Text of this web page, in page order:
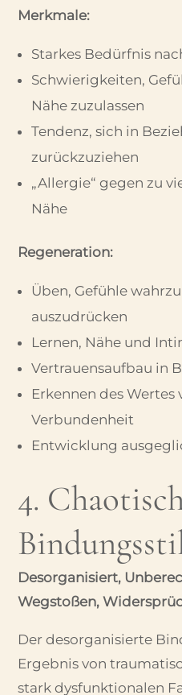
Merkmale:
Starkes Bedürfnis
Schwierigkeiten,
Nähe zuzulassen
Tendenz, sich in
zurückzuziehen
„Allergie“ gegen zu
Nähe
Regeneration:
Üben, Gefühle
auszudrücken
Lernen, Nähe und
Vertrauensaufbau in
Erkennen des
Verbundenheit
Entwicklung
4.
Desorganisiert,
Wegstoßen,
Der desorganisierte
Ergebnis von
stark dysfunktionalen